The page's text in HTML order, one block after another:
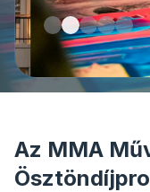
Az MMA